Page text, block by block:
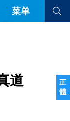
正
體
菜单
道